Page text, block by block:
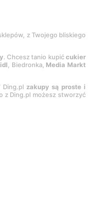
z Twojego bliskiego
. Chcesz tanio kupićcukier
, Biedronka, Media Markt
Ding.pl zakupy są proste i
z Ding.pl możesz stworzyć